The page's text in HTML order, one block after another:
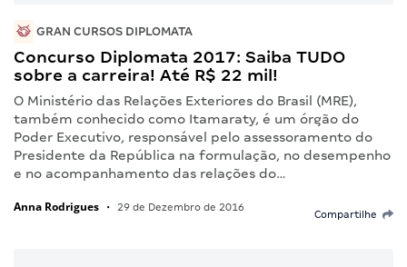
GRAN CURSOS DIPLOMATA
Concurso Diplomata 2017: Saiba TUDO
sobre a carreira! Até R$ 22 mil!
O Ministério das Relações Exteriores do Brasil (MRE),
também conhecido como Itamaraty, é um órgão do
Poder Executivo, responsável pelo assessoramento do
Presidente da República na formulação, no desempenho
e no acompanhamento das relações do…
Anna Rodrigues • 29 de Dezembro de 2016
Compartilhe